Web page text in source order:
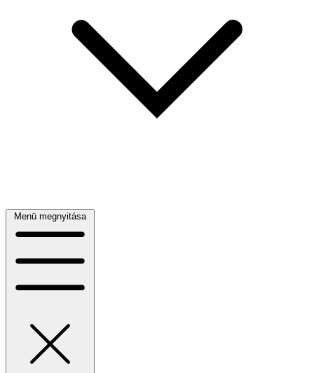
Menü megnyitása